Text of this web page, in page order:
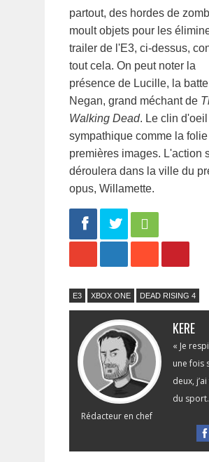
partout, des hordes de
moult objets pour les
trailer de l'E3, ci-dessus,
tout cela. On peut noter la
présence de Lucille, la
Negan, grand méchant de
Walking Dead. Le clin
sympathique comme la
premières images. L'action
déroulera dans la ville du
opus, Willamette.
E3 XBOX ONE DEAD RISING 4
KERE
« Je
une fois
deux,
du
Rédacteur en chef